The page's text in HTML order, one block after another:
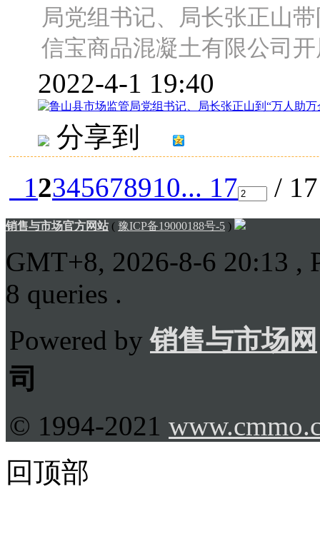
局党组书记、局长张正山
信宝商品混凝土有限公司
2022-4-1 19:40
分享到
12345678910... 17 /
销售与市场官方网站( 豫ICP备19000188号-5 )
GMT+8, 2026-8-6 20:13 ,
8 queries .
Powered by销售与市场网
司
© 1994-2021
回顶部